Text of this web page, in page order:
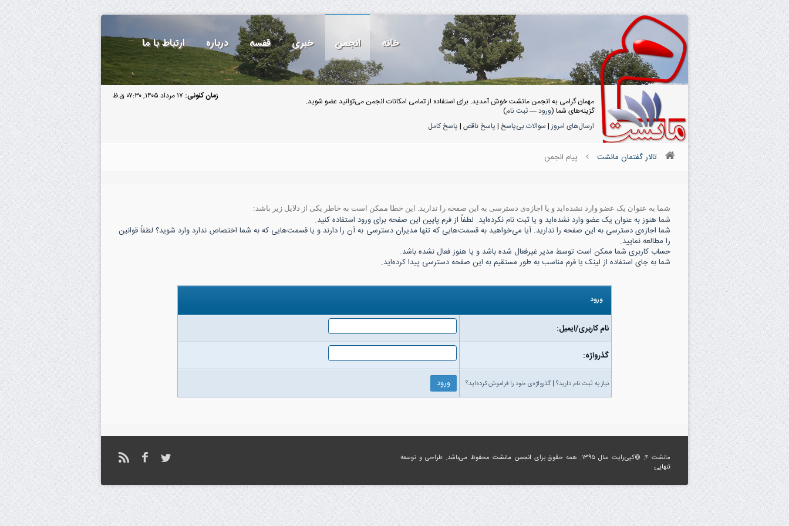
خانه انجمن خبری قفسه درباره ارتباط با ما
زمان کنونی: ۱۷ مرداد ۱۴۰۵, ۰۷:۳۰ ق.ظ
مهمان گرامی به انجمن مانشت خوش آمدید. برای استفاده از تمامی امکانات انجمن می‌توانید عضو شوید.
گزینه‌های شما (ورود—ثبت نام)
ارسال‌های امروز| سوالات بی‌پاسخ | پاسخ ناقص | پاسخ کامل
تالار گفتمان مانشت پیام انجمن
شما به عنوان یک عضو وارد نشده‌اید و یا اجازه‌ی دسترسی به این صفحه را ندارید. این خطا ممکن است به خاطر یکی از دلایل زیر باشد:
شما هنوز به عنوان یک عضو وارد نشده‌اید و یا ثبت نام نکرده‌اید. لطفاً از فرم پایین این صفحه برای ورود استفاده کنید.
شما اجازه‌ی دسترسی به این صفحه را ندارید. آیا می‌خواهید به قسمت‌هایی که تنها مدیران دسترسی به آن را دارند و یا قسمت‌هایی که به شما اختصاص ندارد وارد شوید؟ لطفاً قوانین
را مطالعه نمایید.
حساب کاربری شما ممکن است توسط مدیر غیرفعال شده باشد و یا هنوز فعال نشده باشد.
شما به جای استفاده از لینک یا فرم مناسب به طور مستقیم به این صفحه دسترسی پیدا کرده‌اید.
ورود
نام کاربری/ایمیل:
گذرواژه‌:
نیاز به ثبت نام دارید؟ | گذرواژه‌ی خود را فراموش کرده‌اید؟
مانشت ۴: ©کپی‌رایت سال ۱۳۹۵. همه حقوق برای انجمن مانشت محفوظ می‌باشد. طراحی و توسعه
تنهایی